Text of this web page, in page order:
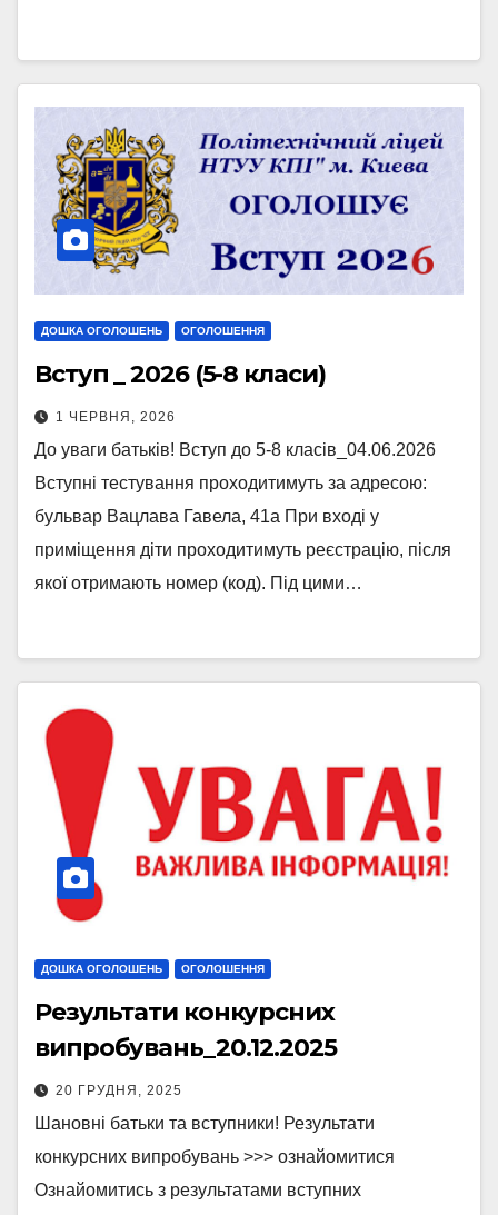
ДОШКА ОГОЛОШЕНЬ ОГОЛОШЕННЯ
Вступ _ 2026 (5-8 класи)
1 ЧЕРВНЯ, 2026
До уваги батьків! Вступ до 5-8 класів_04.06.2026
Вступні тестування проходитимуть за адресою:
бульвар Вацлава Гавела, 41а При вході у
приміщення діти проходитимуть реєстрацію, після
якої отримають номер (код). Під цими…
ДОШКА ОГОЛОШЕНЬ ОГОЛОШЕННЯ
Результати конкурсних
випробувань_20.12.2025
20 ГРУДНЯ, 2025
Шановні батьки та вступники! Результати
конкурсних випробувань >>> ознайомитися
Ознайомитись з результатами вступних